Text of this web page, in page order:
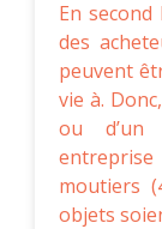
En
des
peuvent
vie à.
ou d’un
moutiers
objets